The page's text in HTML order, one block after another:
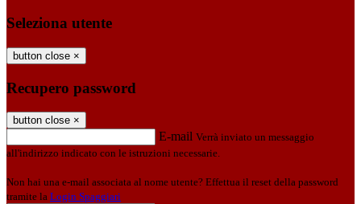
Seleziona utente
button close ×
Recupero password
button close ×
E-mail Verrà inviato un messaggio
all'indirizzo indicato con le istruzioni necessarie.
Non hai una e-mail associata al nome utente? Effettua il reset della password
tramite la Login Spaggiari